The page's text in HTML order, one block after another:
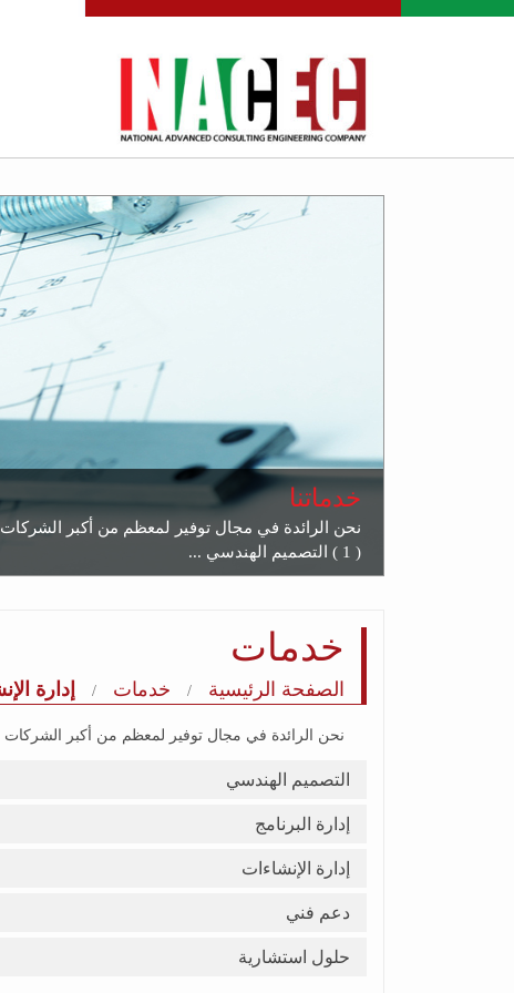
خدماتنا
نحن الرائدة في مجال توفير لمعظم من أكبر
( 1 ) التصميم الهندسي ...
خدمات
الصفحة الرئيسية خدمات إدارة
نحن الرائدة في مجال توفير لمعظم من أكبر
التصميم الهندسي
إدارة البرنامج
إدارة الإنشاءات
دعم فني
حلول استشارية